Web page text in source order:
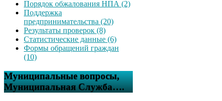
Порядок обжалования НПА (2)
Поддержка
предпринимательства (20)
Результаты проверок (8)
Статистические данные (6)
Формы обращений граждан
(10)
Муниципальные вопросы,
Муниципальная Служба….